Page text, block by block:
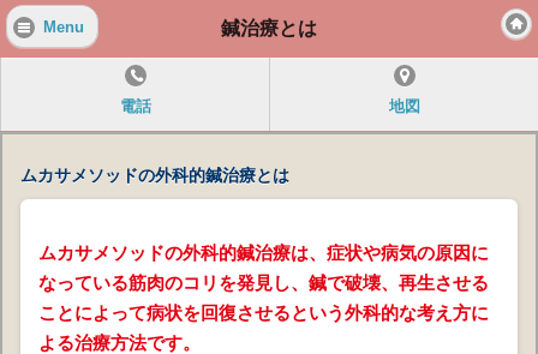
Menu 鍼治療とは
電話 地図
ムカサメソッドの外科的鍼治療とは
ムカサメソッドの外科的鍼治療は、症状や病気の原因に
なっている筋肉のコリを発見し、鍼で破壊、再生させる
ことによって病状を回復させるという外科的な考え方に
よる治療方法です。